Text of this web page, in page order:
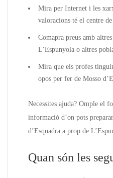
Mira per Internet i les
valoracions té el centre
Comapra preus amb
L’Espunyola o altres
Mira que els profes
opos per fer de Mosso
Necessites ajuda? Omple el
informació d’on pots
d’Esquadra a prop de
Quan són les